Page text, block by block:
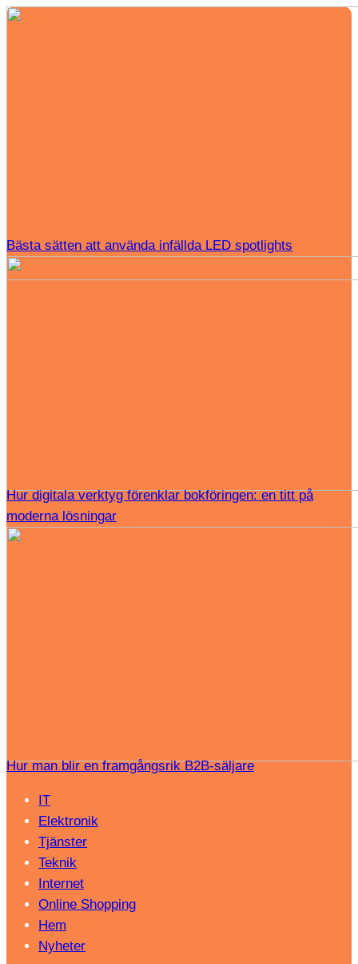
Bästa sätten att använda infällda LED spotlights
Hur digitala verktyg förenklar bokföringen: en titt på
moderna lösningar
Hur man blir en framgångsrik B2B-säljare
IT
Elektronik
Tjänster
Teknik
Internet
Online Shopping
Hem
Nyheter